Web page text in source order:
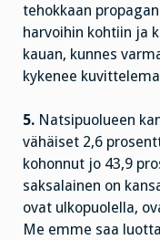
tehokkaan
harvoihin kohtiin ja
kauan, kunnes
kykenee
5. Natsipuolueen
vähäiset 2,6
kohonnut jo 43,9
saksalainen on
ovat ulkopuolella,
Me emme saa